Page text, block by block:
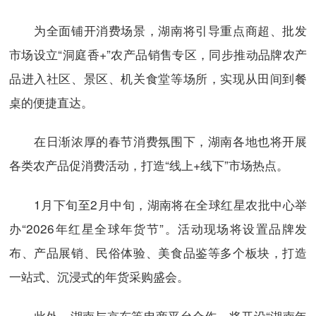
为全面铺开消费场景，湖南将引导重点商超、批发
市场设立“洞庭香+”农产品销售专区，同步推动品牌农产
品进入社区、景区、机关食堂等场所，实现从田间到餐
桌的便捷直达。
在日渐浓厚的春节消费氛围下，湖南各地也将开展
各类农产品促消费活动，打造“线上+线下”市场热点。
1月下旬至2月中旬，湖南将在全球红星农批中心举
办“2026年红星全球年货节”。活动现场将设置品牌发
布、产品展销、民俗体验、美食品鉴等多个板块，打造
一站式、沉浸式的年货采购盛会。